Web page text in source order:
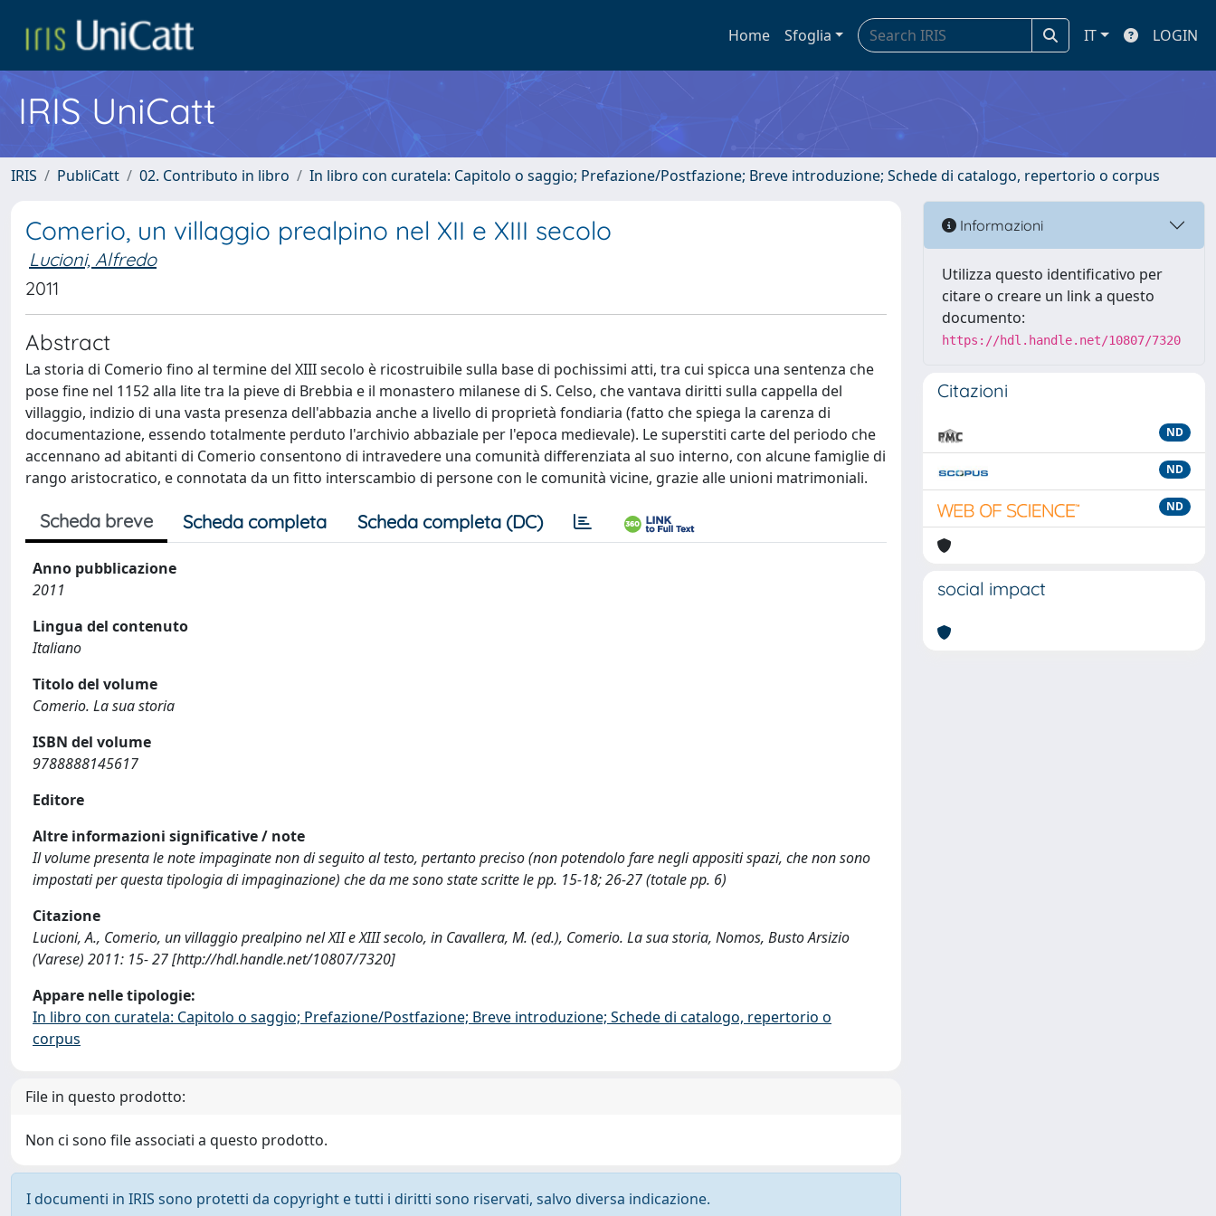
Home Sfoglia IT LOGIN
IRIS UniCatt
IRIS PubliCatt 02. Contributo in libro In libro con curatela: Capitolo o saggio; Prefazione/Postfazione; Breve introduzione; Schede di catalogo, repertorio o corpus
Comerio, un villaggio prealpino nel XII e XIII secolo
Lucioni, Alfredo
2011
Abstract
La storia di Comerio fino al termine del XIII secolo è ricostruibile sulla base di pochissimi atti, tra cui spicca una sentenza che
pose fine nel 1152 alla lite tra la pieve di Brebbia e il monastero milanese di S. Celso, che vantava diritti sulla cappella del
villaggio, indizio di una vasta presenza dell'abbazia anche a livello di proprietà fondiaria (fatto che spiega la carenza di
documentazione, essendo totalmente perduto l'archivio abbaziale per l'epoca medievale). Le superstiti carte del periodo che
accennano ad abitanti di Comerio consentono di intravedere una comunità differenziata al suo interno, con alcune famiglie di
rango aristocratico, e connotata da un fitto interscambio di persone con le comunità vicine, grazie alle unioni matrimoniali.
Scheda breve Scheda completa Scheda completa (DC)
Anno pubblicazione
2011
Lingua del contenuto
Italiano
Titolo del volume
Comerio. La sua storia
ISBN del volume
9788888145617
Editore
Altre informazioni significative / note
Il volume presenta le note impaginate non di seguito al testo, pertanto preciso (non potendolo fare negli appositi spazi, che non sono
impostati per questa tipologia di impaginazione) che da me sono state scritte le pp. 15-18; 26-27 (totale pp. 6)
Citazione
Lucioni, A., Comerio, un villaggio prealpino nel XII e XIII secolo, in Cavallera, M. (ed.), Comerio. La sua storia, Nomos, Busto Arsizio
(Varese) 2011: 15- 27 [http://hdl.handle.net/10807/7320]
Appare nelle tipologie:
In libro con curatela: Capitolo o saggio; Prefazione/Postfazione; Breve introduzione; Schede di catalogo, repertorio o
corpus
File in questo prodotto:
Non ci sono file associati a questo prodotto.
I documenti in IRIS sono protetti da copyright e tutti i diritti sono riservati, salvo diversa indicazione.
Informazioni
Utilizza questo identificativo per
citare o creare un link a questo
documento:
https://hdl.handle.net/10807/7320
Citazioni
ND
ND
ND
social impact